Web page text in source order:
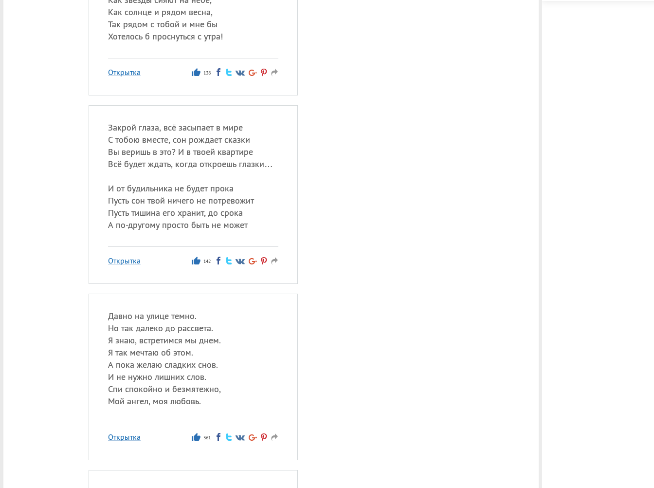
Как солнце и рядом весна,
Так рядом с тобой и мне бы
Хотелось б проснуться с утра!
Открытка 138
Закрой глаза, всё засыпает в мире
С тобою вместе, сон рождает сказки
Вы веришь в это? И в твоей квартире
Всё будет ждать, когда откроешь глазки…
И от будильника не будет прока
Пусть сон твой ничего не потревожит
Пусть тишина его хранит, до срока
А по-другому просто быть не может
Открытка 142
Давно на улице темно.
Но так далеко до рассвета.
Я знаю, встретимся мы днем.
Я так мечтаю об этом.
А пока желаю сладких снов.
И не нужно лишних слов.
Спи спокойно и безмятежно,
Мой ангел, моя любовь.
Открытка 361